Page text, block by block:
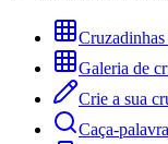
Galeria de
Crie a sua
Caça-